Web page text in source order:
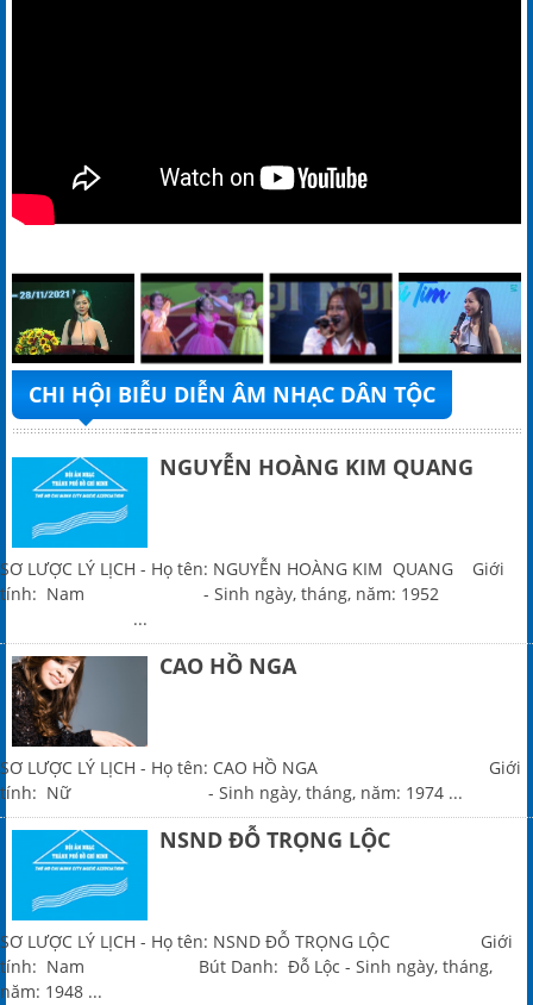
CHI HỘI BIỄU DIỄN ÂM NHẠC DÂN TỘC
NGUYỄN HOÀNG KIM QUANG
SƠ LƯỢC LÝ LỊCH - Họ tên: NGUYỄN HOÀNG KIM QUANG Giới
tính: Nam - Sinh ngày, tháng, năm: 1952
...
CAO HỒ NGA
SƠ LƯỢC LÝ LỊCH - Họ tên: CAO HỒ NGA Giới
tính: Nữ - Sinh ngày, tháng, năm: 1974 ...
NSND ĐỖ TRỌNG LỘC
SƠ LƯỢC LÝ LỊCH - Họ tên: NSND ĐỖ TRỌNG LỘC Giới
tính: Nam Bút Danh: Đỗ Lộc - Sinh ngày, tháng,
năm: 1948 ...